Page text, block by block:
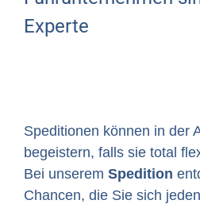
Experte
Speditionen können in der
begeistern, falls sie total
Bei unserem Spedition
Chancen, die Sie sich